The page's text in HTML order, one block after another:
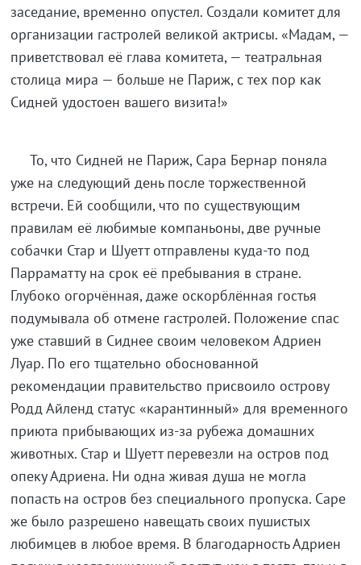
заседание, временно опустел. Создали комитет для
организации гастролей великой актрисы. «Мадам, —
приветствовал её глава комитета, — театральная
столица мира — больше не Париж, с тех пор как
Сидней удостоен вашего визита!»
То, что Сидней не Париж, Сара Бернар поняла
уже на следующий день после торжественной
встречи. Ей сообщили, что по существующим
правилам её любимые компаньоны, две ручные
собачки Стар и Шуетт отправлены куда-то под
Парраматту на срок её пребывания в стране.
Глубоко огорчённая, даже оскорблённая гостья
подумывала об отмене гастролей. Положение спас
уже ставший в Сиднее своим человеком Адриен
Луар. По его тщательно обоснованной
рекомендации правительство присвоило острову
Родд Айленд статус «карантинный» для временного
приюта прибывающих из-за рубежа домашних
животных. Стар и Шуетт перевезли на остров под
опеку Адриена. Ни одна живая душа не могла
попасть на остров без специального пропуска. Саре
же было разрешено навещать своих пушистых
любимцев в любое время. В благодарность Адриен